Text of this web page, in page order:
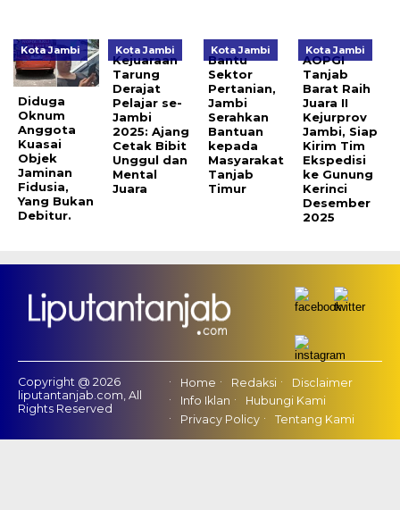
Kota Jambi
Diduga
Oknum
Anggota
Kuasai
Objek
Jaminan
Fidusia,
Yang Bukan
Debitur.
Kota Jambi
Kejuaraan
Tarung
Derajat
Pelajar se-
Jambi
2025: Ajang
Cetak Bibit
Unggul dan
Mental
Juara
Kota Jambi
Bantu
Sektor
Pertanian,
Jambi
Serahkan
Bantuan
kepada
Masyarakat
Tanjab
Timur
Kota Jambi
AOPGI
Tanjab
Barat Raih
Juara II
Kejurprov
Jambi, Siap
Kirim Tim
Ekspedisi
ke Gunung
Kerinci
Desember
2025
Copyright @ 2026
liputantanjab.com, All
Rights Reserved
Home Redaksi
Disclaimer
Info Iklan
Hubungi Kami
Privacy Policy
Tentang Kami